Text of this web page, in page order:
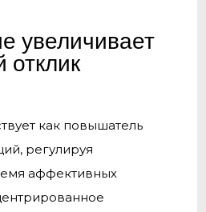
увеличивает
отклик
как повышатель
регулируя
аффективных